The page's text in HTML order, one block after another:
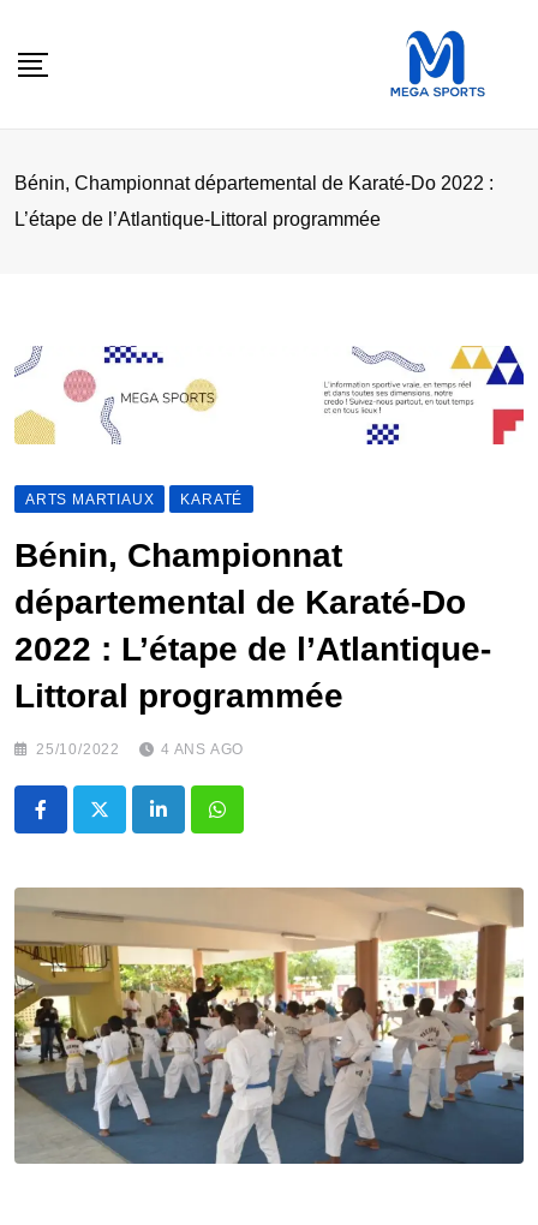
Bénin, Championnat départemental de Karaté-Do 2022 :
L’étape de l’Atlantique-Littoral programmée
ARTS MARTIAUX KARATÉ
Bénin, Championnat
départemental de Karaté-Do
2022 : L’étape de l’Atlantique-
Littoral programmée
25/10/2022 4 ANS AGO
LinkedInWhatsapp